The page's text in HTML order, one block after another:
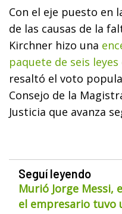
Con el eje puesto en
de las causas de la
Kirchner hizo una
paquete de seis
resaltó el voto
Consejo de la
Justicia que avanza
Seguí leyendo
Murió Jorge Messi,
el empresario tuvo